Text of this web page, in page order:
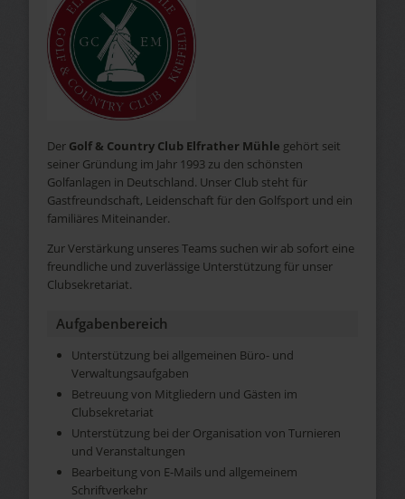
Der Golf & Country Club Elfrather Mühle gehört seit
seiner Gründung im Jahr 1993 zu den schönsten
Golfanlagen in Deutschland. Unser Club steht für
Gastfreundschaft, Leidenschaft für den Golfsport und ein
familiäres Miteinander.
Zur Verstärkung unseres Teams suchen wir ab sofort eine
freundliche und zuverlässige Unterstützung für unser
Clubsekretariat.
Aufgabenbereich
Unterstützung bei allgemeinen Büro- und
Verwaltungsaufgaben
Betreuung von Mitgliedern und Gästen im
Clubsekretariat
Unterstützung bei der Organisation von Turnieren
und Veranstaltungen
Bearbeitung von E-Mails und allgemeinem
Schriftverkehr